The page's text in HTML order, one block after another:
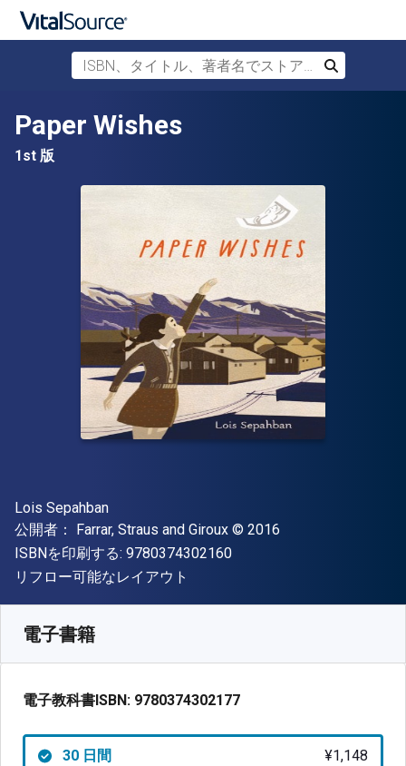
メインコンテンツへスキップ
ISBN、タイトル、著者名でストアを検索
検索
Paper Wishes
1st 版
著者
Lois Sepahban
出版社
公開者： Farrar, Straus and Giroux 著作権
© 2016
ISBNを印刷する: 9780374302160"ISBN-13 9780374302160"
形式
リフロー可能なレイアウト
電子書籍
電子教科書ISBN: 9780374302177
30 日間 ¥1,148